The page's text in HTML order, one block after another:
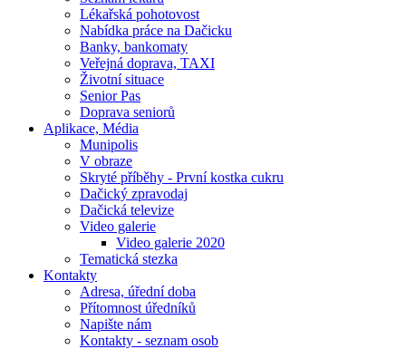
Lékařská pohotovost
Nabídka práce na Dačicku
Banky, bankomaty
Veřejná doprava, TAXI
Životní situace
Senior Pas
Doprava seniorů
Aplikace, Média
Munipolis
V obraze
Skryté příběhy - První kostka cukru
Dačický zpravodaj
Dačická televize
Video galerie
Video galerie 2020
Tematická stezka
Kontakty
Adresa, úřední doba
Přítomnost úředníků
Napište nám
Kontakty - seznam osob